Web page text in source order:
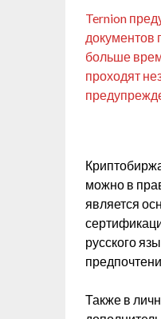
Ternion
документов
больше
проходят
можно в
является
русского
Также в